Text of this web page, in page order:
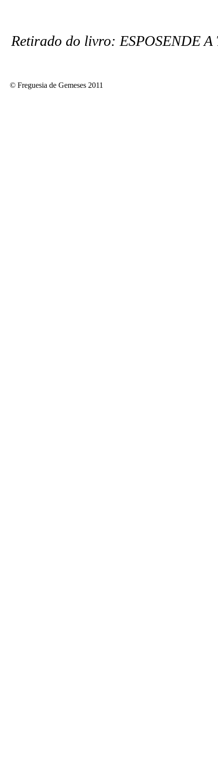
Retirado do livro: ESPOSENDE
© Freguesia de Gemeses 2011